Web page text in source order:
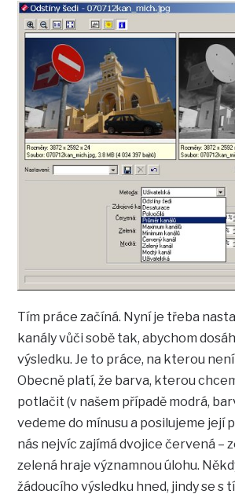
Tím práce začíná. Nyní je třeba
kanály vůči sobě tak, abychom
výsledku. Je to práce, na kterou
Obecně platí, že barva, kterou
potlačit (v našem případě modrá,
vedeme do mínusu a posilujeme její
nás nejvíc zajímá dvojice červená –
zelená hraje významnou úlohu.
žádoucího výsledku hned, jindy se s